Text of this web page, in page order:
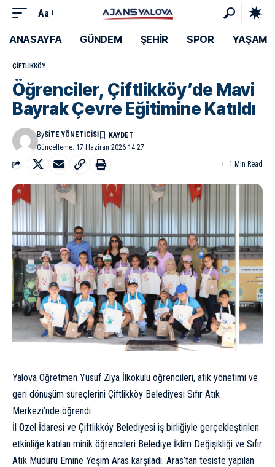
Aa
ANASAYFA GÜNDEM ŞEHİR SPOR YAŞAM
ÇIFTLIKKÖY
Öğrenciler, Çiftlikköy’de Mavi
Bayrak Çevre Eğitimine Katıldı
Güncelleme: 17 Haziran 2026 14:27
BySITE YÖNETICISI
1 Min Read
Yalova Öğretmen Yusuf Ziya İlkokulu öğrencileri, atık yönetimi ve
geri dönüşüm süreçlerini Çiftlikköy Belediyesi Sıfır Atık
Merkezi’nde öğrendi.
İl Özel İdaresi ve Çiftlikköy Belediyesi iş birliğiyle gerçekleştirilen
etkinliğe katılan minik öğrencileri Belediye İklim Değişikliği ve Sıfır
Atık Müdürü Emine Yeşim Aras karşıladı. Aras’tan tesiste yapılan